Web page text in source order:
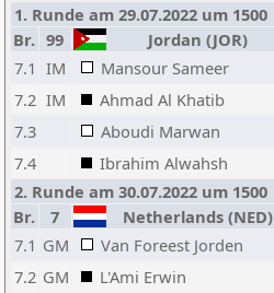
1. Runde am 29.07.2022 um 1500
Br. 99 Jordan (JOR)
7.1 IM Mansour Sameer
7.2 IM Ahmad Al Khatib
7.3
Aboudi Marwan
7.4
Ibrahim Alwahsh
2. Runde am 30.07.2022 um 1500
Br.
7 Netherlands (NED)
7.1 GM Van Foreest Jorden
7.2 GM L'Ami Erwin